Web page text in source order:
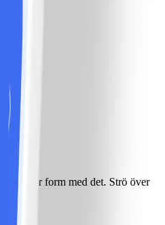
form med det. Strö över